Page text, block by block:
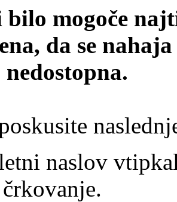
mogoče
da se
naslov